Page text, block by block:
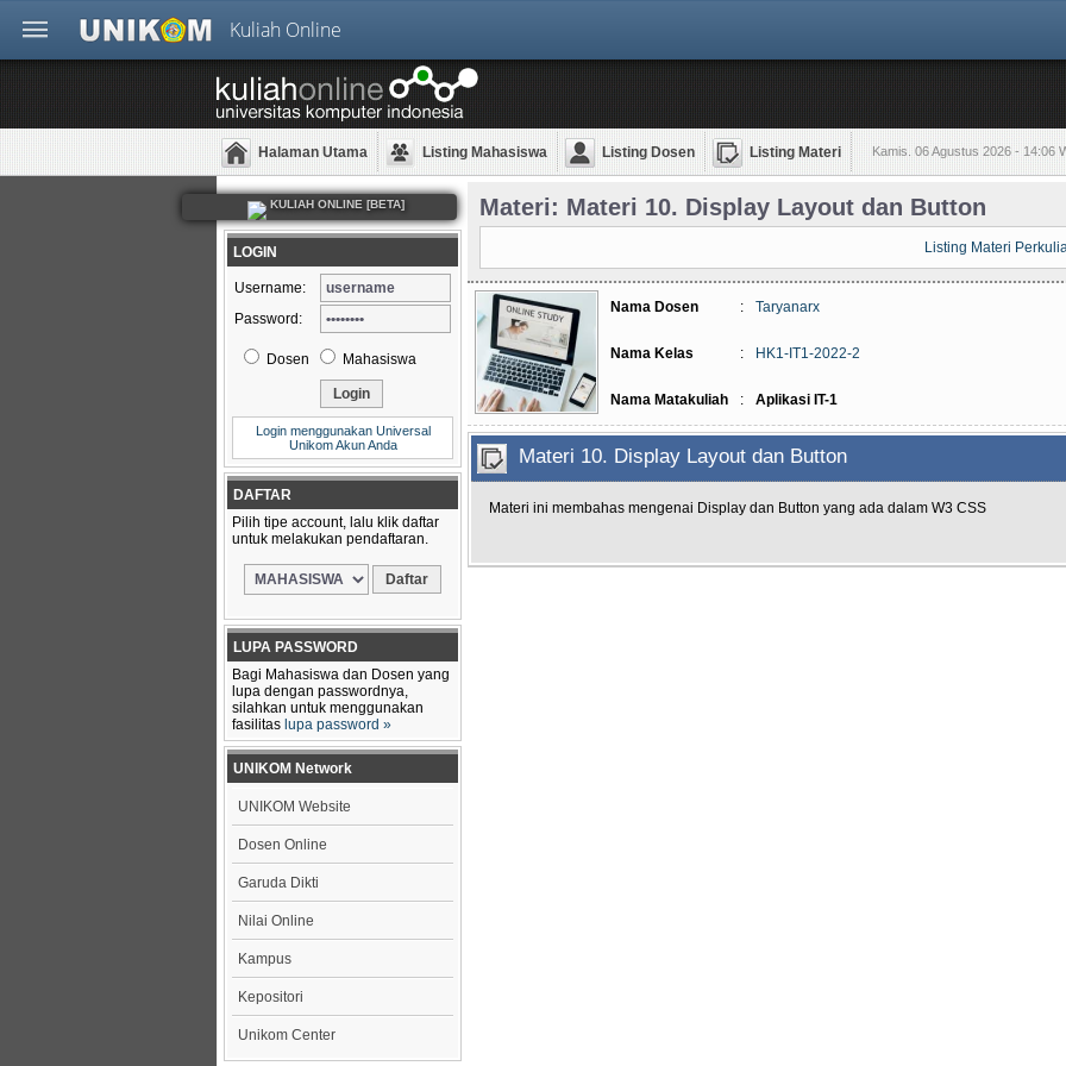
Kuliah Online
Halaman Utama Listing Mahasiswa Listing Dosen Listing Materi Kamis. 06 Agustus 2026 - 14:06
KULIAH ONLINE [BETA]
LOGIN
Username:
Password:
Dosen Mahasiswa
Login menggunakan Universal
Unikom Akun Anda
DAFTAR
Pilih tipe account, lalu klik daftar
untuk melakukan pendaftaran.
LUPA PASSWORD
Bagi Mahasiswa dan Dosen yang
lupa dengan passwordnya,
silahkan untuk menggunakan
fasilitas lupa password »
UNIKOM Network
UNIKOM Website
Dosen Online
Garuda Dikti
Nilai Online
Kampus
Kepositori
Unikom Center
Materi: Materi 10. Display Layout dan Button
Listing Materi
Nama Dosen : Taryanarx
Nama Kelas : HK1-IT1-2022-2
Nama Matakuliah : Aplikasi IT-1
Materi 10. Display Layout dan Button
Materi ini membahas mengenai Display dan Button yang ada dalam W3 CSS